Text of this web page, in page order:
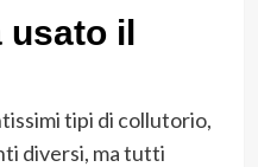
usato il
tipi di collutorio,
diversi, ma tutti